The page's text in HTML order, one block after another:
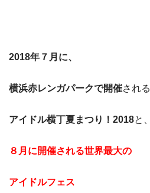
2018年７月に、
横浜赤レンガパークで開催される
アイドル横丁夏まつり！2018と、
８月に開催される世界最大の
アイドルフェス